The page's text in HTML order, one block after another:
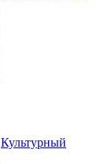
Культурный